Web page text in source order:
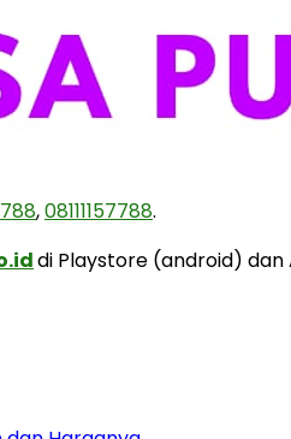
,08111157788.
di Playstore (android)